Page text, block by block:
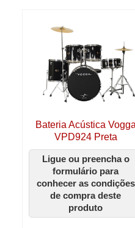
Bateria Acústica Vogga
VPD924 Preta
Ligue ou preencha o
formulário para
conhecer as condições
de compra deste
produto